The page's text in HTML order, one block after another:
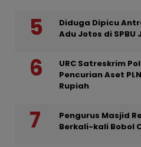
Diduga Dipicu
Adu Jotos di
URC Satreskrim
Pencurian Aset
Rupiah
Pengurus Masjid
Berkali-kali Bobol